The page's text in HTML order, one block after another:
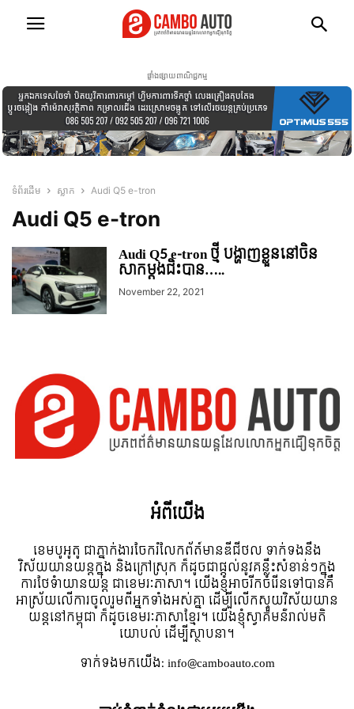
ផ្ទាំងផ្សាយពាណិជ្ជកម្ម
ទំព័រដើម ស្លាក Audi Q5 e-tron
Audi Q5 e-tron
Audi Q5 e-tron ថ្មី បង្ហាញខ្លួននៅចិន
សាកម្តងជិះបាន…..
November 22, 2021
អំពី​យើង
ខេមបូអូតូ ជាភ្នាក់ងារចែករំលែកព័ត៍មានឌីជីថល ទាក់ទងនឹង
វិស័យយានយន្តក្នុង និងក្រៅស្រុក ក៏ដូចជាផ្តល់នូវគន្លឹះសំខាន់ៗក្នុង
ការថែទំាយានយន្ត ជាខេមរៈភាសា។ យើងខ្ញុំអាចរីកចំរើនទៅបានគឺ
អាស្រ័យលើការចូលរួមពីអ្នកទាំងអស់គ្នា ដើម្បីលើកស្ទួយវិស័យយាន
យន្តនៅកម្ពុជា ក៏ដូចខេមរៈភាសាខ្មែរ។ យើងខ្ញុំស្វាគមន៌រាល់មតិ
យោបល់ ដើម្បីស្ថាបនា។
ទាក់ទង​មក​យើង:info@camboauto.com